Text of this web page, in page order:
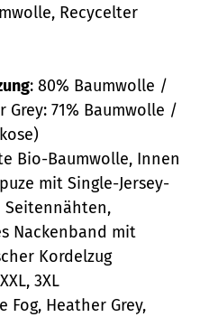
Recycelter
: 80% Baumwolle /
Grey: 71% Baumwolle /
Bio-Baumwolle, Innen
mit Single-Jersey-
Seitennähten,
Nackenband mit
Kordelzug
3XL
Fog, Heather Grey,